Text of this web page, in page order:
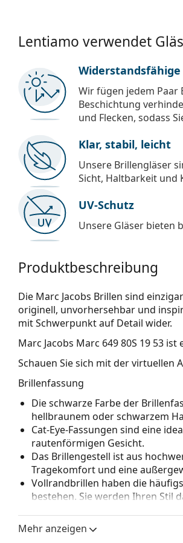
Lentiamo verwendet
Wir fügen jedem
Beschichtung
und Flecken, sodass
Klar, stabil, leicht
Unsere Brillengläser
Sicht, Haltbarkeit und
UV-Schutz
Unsere Gläser bieten
Produktbeschreibung
Die Marc Jacobs Brillen sind
originell, unvorhersehbar und
mit Schwerpunkt auf Detail wider.
Marc Jacobs Marc 649 80S 19 53 ist
Schauen Sie sich mit der virtuellen
Brillenfassung
Die schwarze Farbe der
hellbraunem oder schwarzem
Cat-Eye-Fassungen sind eine
rautenförmigen Gesicht.
Das Brillengestell ist aus
Tragekomfort und eine
Vollrandbrillen haben die
bestehen. Sie werden Ihren Stil
vor allem ihr Schutz vor
Gläser mit höherer optischer
Mehr anzeigen